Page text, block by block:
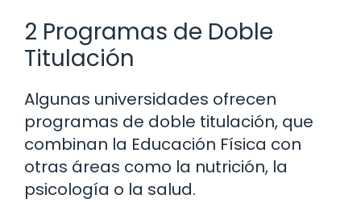
2 Programas de Doble
Titulación
Algunas universidades ofrecen
programas de doble titulación, que
combinan la Educación Física con
otras áreas como la nutrición, la
psicología o la salud.